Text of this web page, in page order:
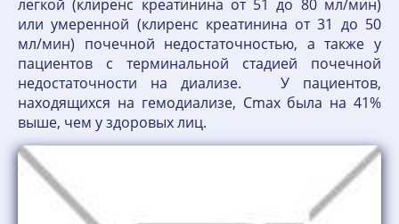
легкой (клиренс креатинина от 51 до 80 мл/мин)
или умеренной (клиренс креатинина от 31 до 50
мл/мин) почечной недостаточностью, а также у
пациентов с терминальной стадией почечной
недостаточности на диализе. У пациентов,
находящихся на гемодиализе, Cmax была на 41%
выше, чем у здоровых лиц.